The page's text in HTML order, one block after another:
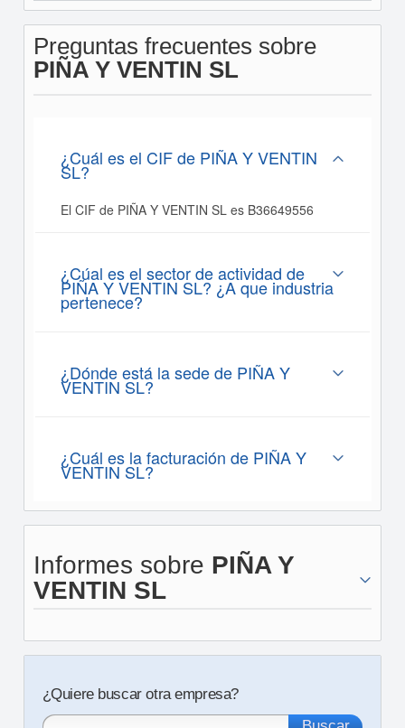
Preguntas frecuentes sobre
PIÑA Y VENTIN SL
¿Cuál es el CIF de PIÑA Y VENTIN
SL?
El CIF de PIÑA Y VENTIN SL es B36649556
¿Cúal es el sector de actividad de
PIÑA Y VENTIN SL? ¿A que industria
pertenece?
¿Dónde está la sede de PIÑA Y
VENTIN SL?
¿Cuál es la facturación de PIÑA Y
VENTIN SL?
Informes sobre PIÑA Y
VENTIN SL
¿Quiere buscar otra empresa?